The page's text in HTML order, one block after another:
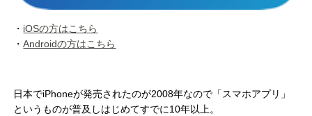
・ iOSの方はこちら
・Androidの方はこちら
日本でiPhoneが発売されたのが2008年なので「スマホアプリ」
というものが普及しはじめてすでに10年以上。